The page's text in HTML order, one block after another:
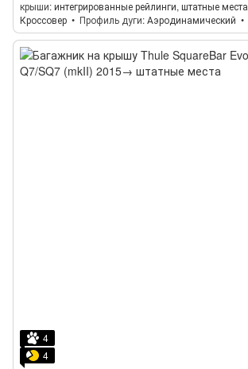
крыши интегрированные рейлинги, штатные места
Кроссовер
Профиль дуги Аэродинамический
4
4